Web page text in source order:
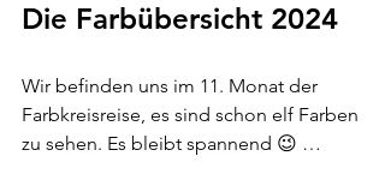
Die Farbübersicht 2024
Wir befinden uns im 11. Monat der
Farbkreisreise, es sind schon elf Farben
zu sehen. Es bleibt spannend 😉 …